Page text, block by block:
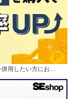
用したい方にお…